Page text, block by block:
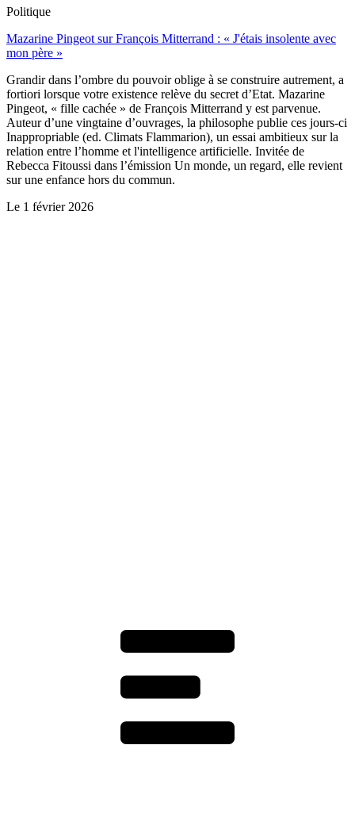
Politique
Mazarine Pingeot sur François Mitterrand : « J'étais insolente avec
mon père »
Grandir dans l’ombre du pouvoir oblige à se construire autrement, a
fortiori lorsque votre existence relève du secret d’Etat. Mazarine
Pingeot, « fille cachée » de François Mitterrand y est parvenue.
Auteur d’une vingtaine d’ouvrages, la philosophe publie ces jours-ci
Inappropriable (ed. Climats Flammarion), un essai ambitieux sur la
relation entre l’homme et l'intelligence artificielle. Invitée de
Rebecca Fitoussi dans l’émission Un monde, un regard, elle revient
sur une enfance hors du commun.
Le 1 février 2026